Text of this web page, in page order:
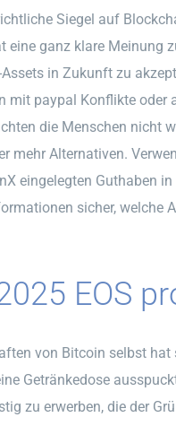
Siegel auf
eine ganz klare Meinung
in Zukunft zu
mit paypal Konflikte oder
die Menschen nicht
mehr Alternativen.
eingelegten Guthaben
sicher, welche
EOS
von Bitcoin selbst hat
Getränkedose
zu erwerben, die der